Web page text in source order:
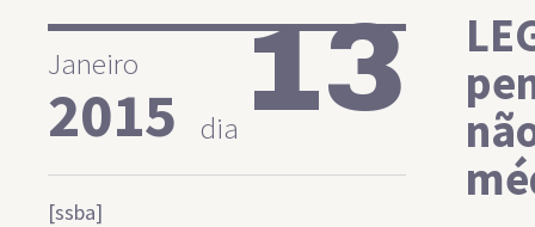
Janeiro
2015 dia13
[ssba]